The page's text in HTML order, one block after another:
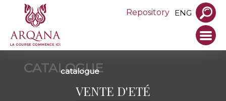
Repository ENG
CATALOGUE
catalogue
VENTE D'ETÉ